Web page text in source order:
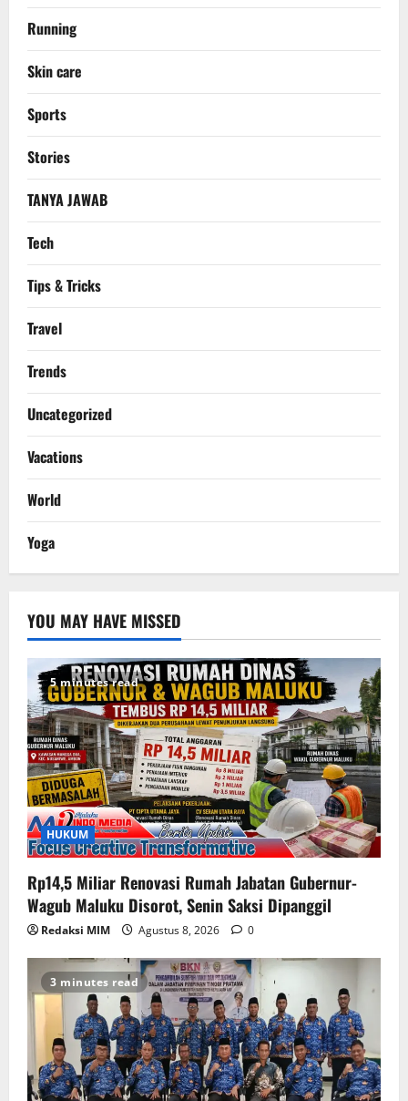
Running
Skin care
Sports
Stories
TANYA JAWAB
Tech
Tips & Tricks
Travel
Trends
Uncategorized
Vacations
World
Yoga
YOU MAY HAVE MISSED
5 minutes read
HUKUM
Rp14,5 Miliar Renovasi Rumah Jabatan Gubernur-
Wagub Maluku Disorot, Senin Saksi Dipanggil
Redaksi MIM Agustus 8, 2026 0
3 minutes read